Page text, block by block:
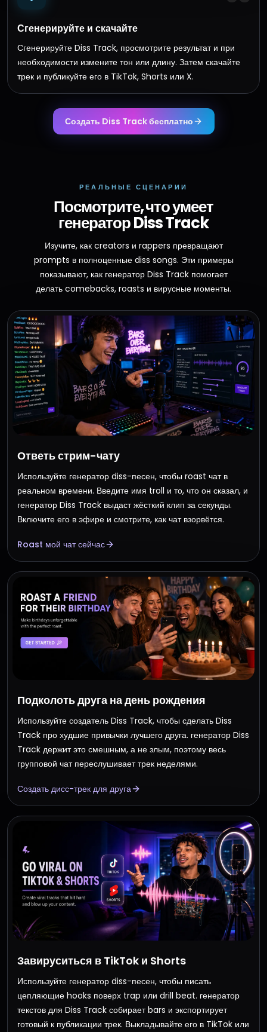
Сгенерируйте и скачайте
Сгенерируйте Diss Track, просмотрите результат и при
необходимости измените тон или длину. Затем скачайте
трек и публикуйте его в TikTok, Shorts или X.
Создать Diss Track бесплатно
РЕАЛЬНЫЕ СЦЕНАРИИ
Посмотрите, что умеет
генератор Diss Track
Изучите, как creators и rappers превращают
prompts в полноценные diss songs. Эти примеры
показывают, как генератор Diss Track помогает
делать comebacks, roasts и вирусные моменты.
Ответь стрим-чату
Используйте генератор diss-песен, чтобы roast чат в
реальном времени. Введите имя troll и то, что он сказал, и
генератор Diss Track выдаст жёсткий клип за секунды.
Включите его в эфире и смотрите, как чат взорвётся.
Roast мой чат сейчас
Подколоть друга на день рождения
Используйте создатель Diss Track, чтобы сделать Diss
Track про худшие привычки лучшего друга. генератор Diss
Track держит это смешным, а не злым, поэтому весь
групповой чат переслушивает трек неделями.
Создать дисс-трек для друга
Завируситься в TikTok и Shorts
Используйте генератор diss-песен, чтобы писать
цепляющие hooks поверх trap или drill beat. генератор
текстов для Diss Track собирает bars и экспортирует
готовый к публикации трек. Выкладывайте его в TikTok или